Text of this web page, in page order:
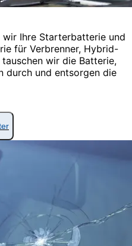
Ihre Starterbatterie und
für Verbrenner, Hybrid-
wir die Batterie,
durch und entsorgen die